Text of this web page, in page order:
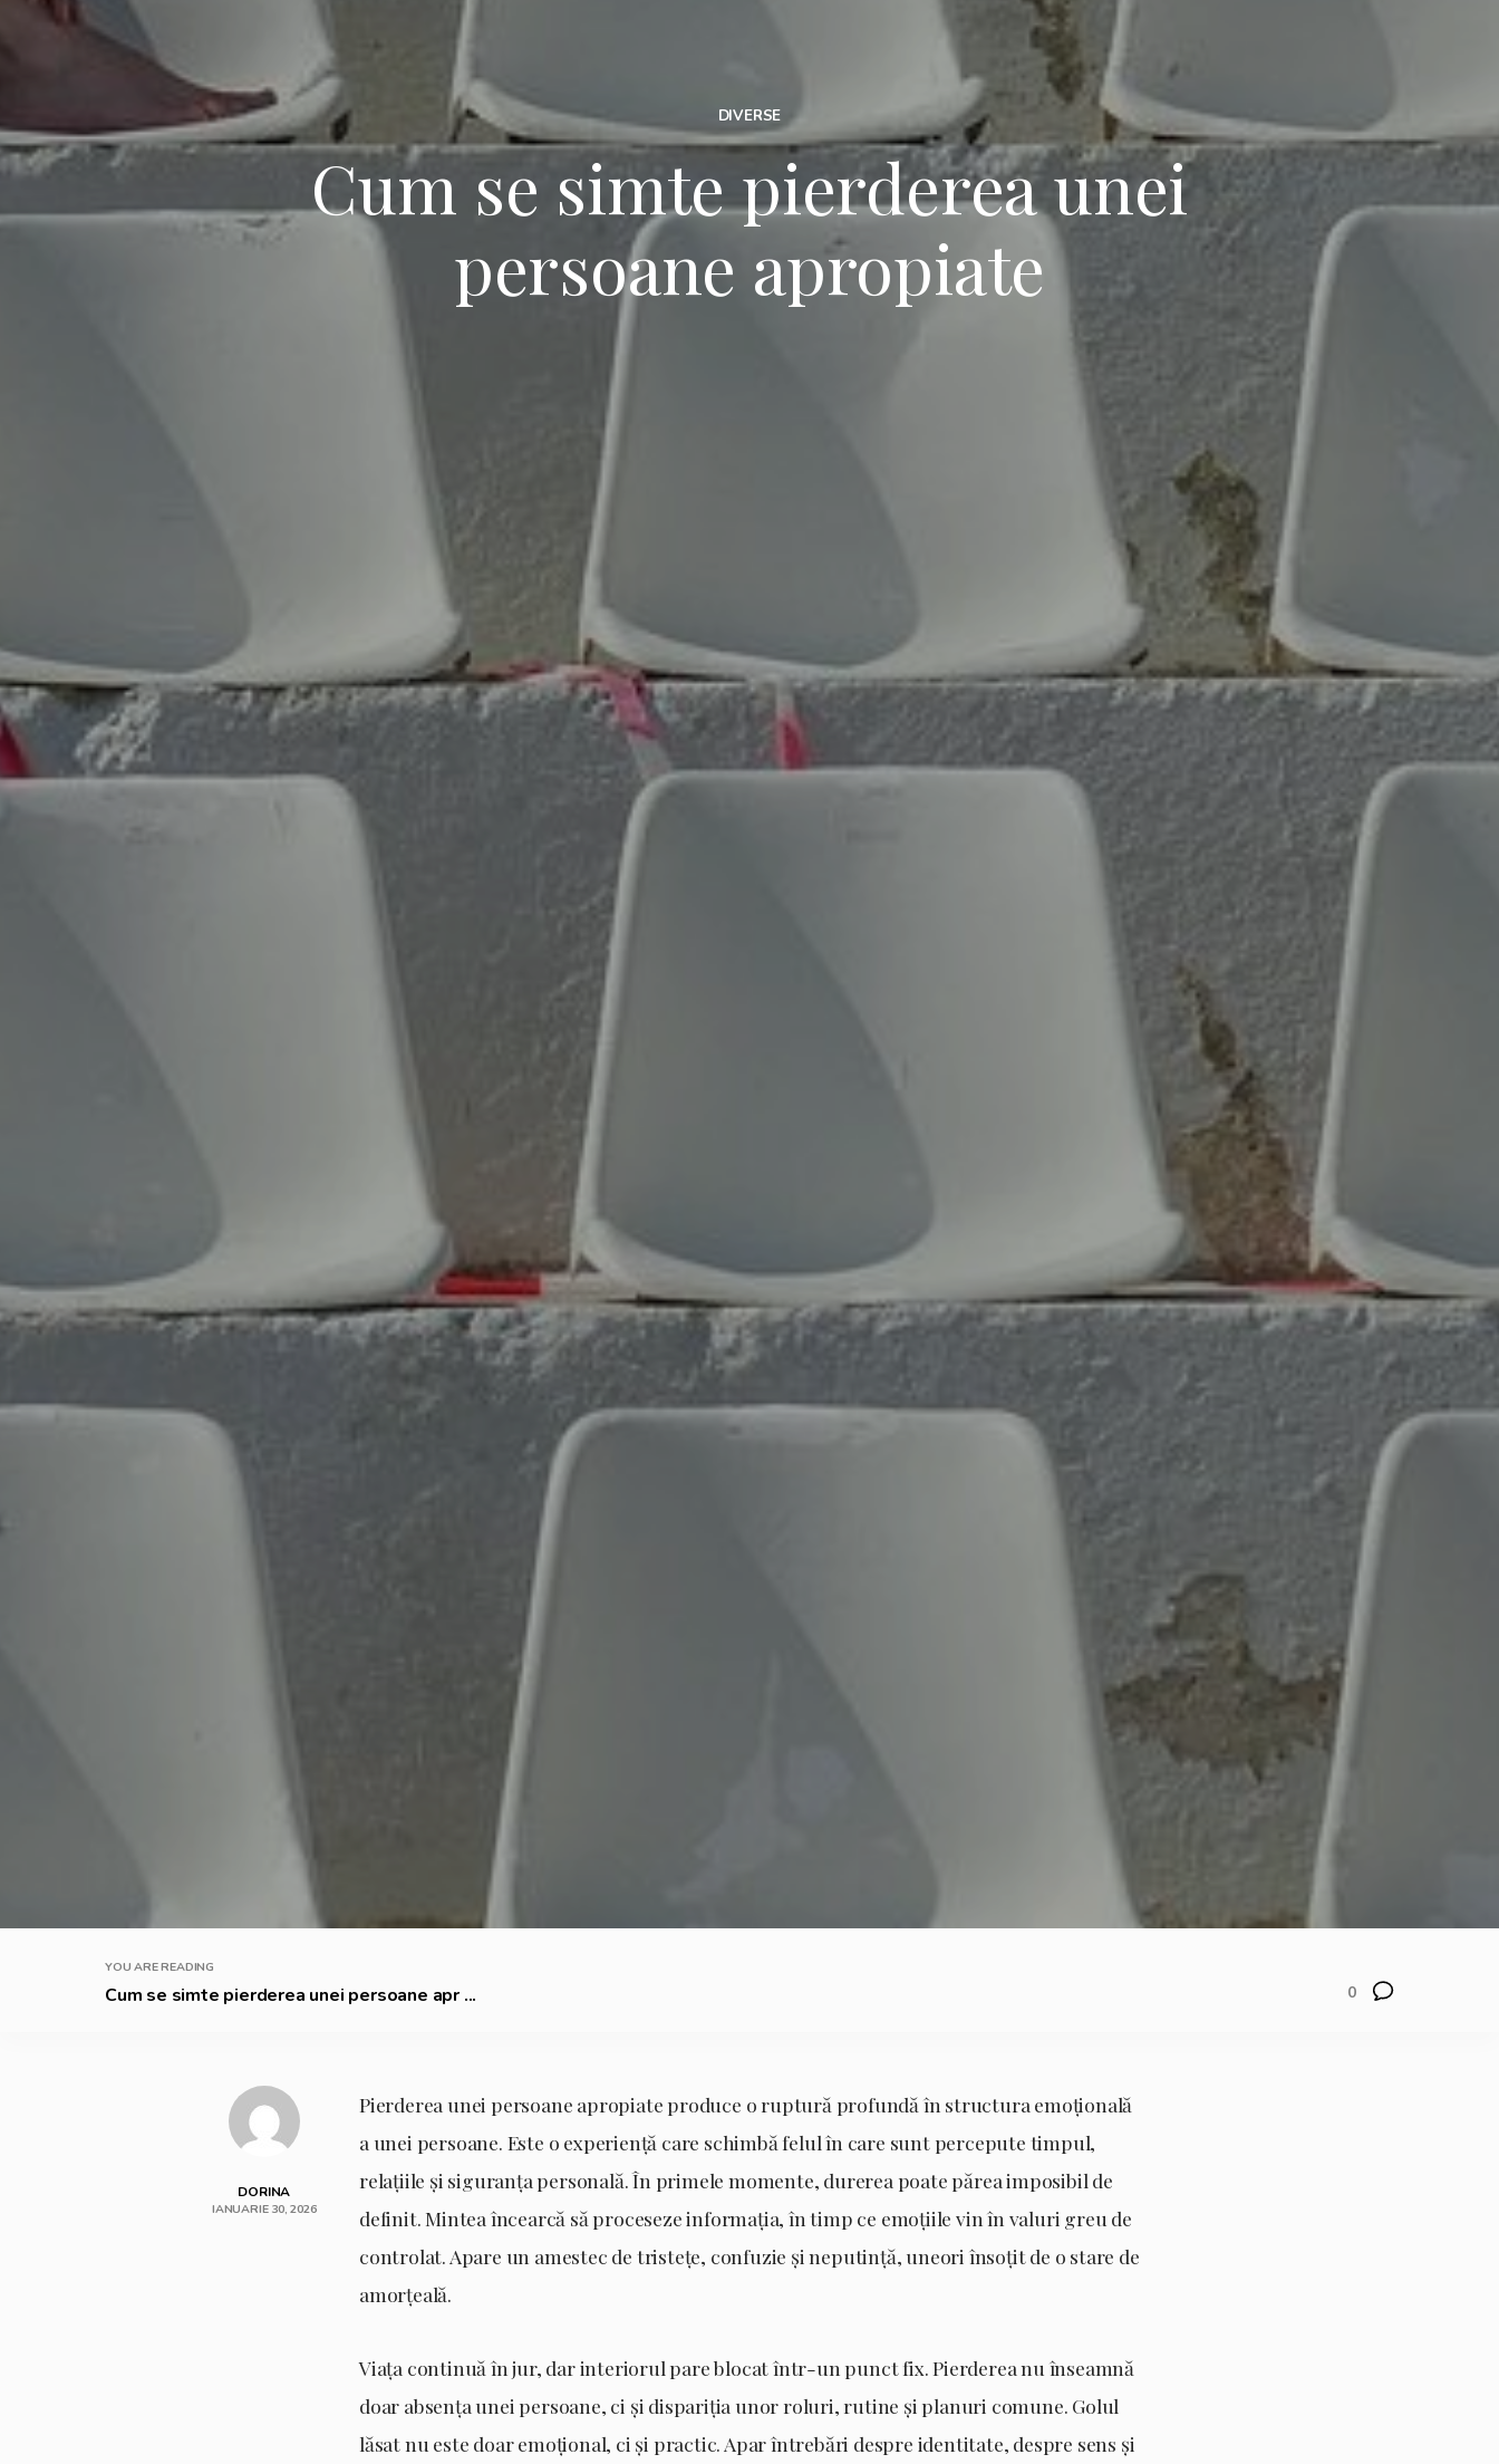
DIVERSE
Cum se simte pierderea unei
persoane apropiate
YOU ARE READING
Cum se simte pierderea unei persoane apr ... 0
DORINA
IANUARIE 30, 2026
Pierderea unei persoane apropiate produce o ruptură profundă în structura emoțională
a unei persoane. Este o experiență care schimbă felul în care sunt percepute timpul,
relațiile și siguranța personală. În primele momente, durerea poate părea imposibil de
definit. Mintea încearcă să proceseze informația, în timp ce emoțiile vin în valuri greu de
controlat. Apare un amestec de tristețe, confuzie și neputință, uneori însoțit de o stare de
amorțeală.
Viața continuă în jur, dar interiorul pare blocat într-un punct fix. Pierderea nu înseamnă
doar absența unei persoane, ci și dispariția unor roluri, rutine și planuri comune. Golul
lăsat nu este doar emoțional, ci și practic. Apar întrebări despre identitate, despre sens și